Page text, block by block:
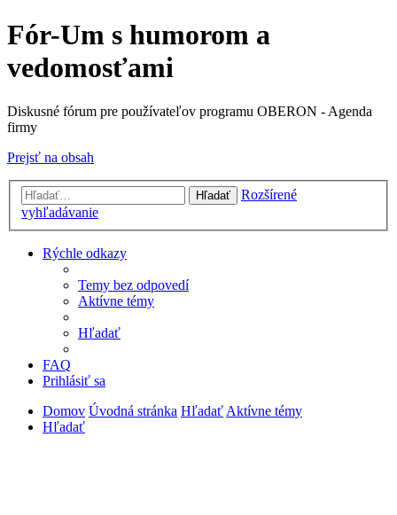
Fór-Um s humorom a
vedomosťami
Diskusné fórum pre používateľov programu OBERON - Agenda
firmy
Prejsť na obsah
Hľadať
Rozšírené
vyhľadávanie
Rýchle odkazy
Temy bez odpovedí
Aktívne témy
Hľadať
FAQ
Prihlásiť sa
Domov Úvodná stránka HľadaťAktívne témy
Hľadať